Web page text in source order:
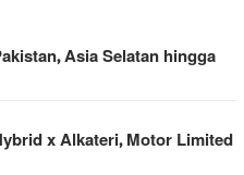
Asia Selatan hingga
x Alkateri, Motor Limited